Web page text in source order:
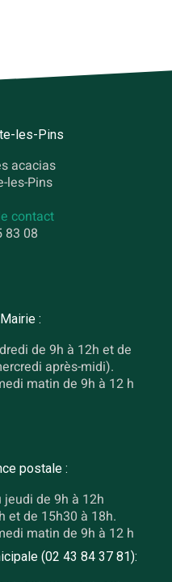
les-Pins
acacias
les-Pins
contact
83 08
:
de 9h à 12h et de
après-midi).
matin de 9h à 12 h
postale :
de 9h à 12h
et de 15h30 à 18h.
matin de 9h à 12 h
(02 43 84 37 81):